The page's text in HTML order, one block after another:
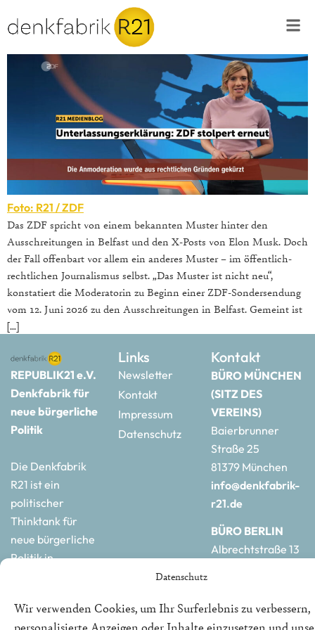
Datenschutz
Wir verwenden Cookies, um Ihr Surferlebnis zu verbessern,
Foto: R21 / ZDF
Das ZDF spricht von einem bekannten Muster hinter den
Ausschreitungen in Belfast und den X-Posts von Elon Musk. Doch
der Fall offenbart vor allem ein anderes Muster – im öffentlich-
rechtlichen Journalismus selbst. „Das Muster ist nicht neu“,
konstatiert die Moderatorin zu Beginn einer ZDF-Sondersendung
vom 12. Juni 2026 zu den Ausschreitungen in Belfast. Gemeint ist
[…]
REPUBLIK21 e.V.
Denkfabrik für
neue bürgerliche
Politik
Die Denkfabrik
R21 ist ein
politischer
Thinktank für
neue bürgerliche
Politik in
Links
Newsletter
Kontakt
Impressum
Datenschutz
Kontakt
BÜRO MÜNCHEN
(SITZ DES
VEREINS)
Baierbrunner
Straße 25
81379 München
info@denkfabrik-
r21.de
BÜRO BERLIN
Albrechtstraße 13
r21.de